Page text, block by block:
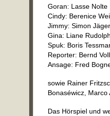
Goran: Lasse Nolte
Cindy: Berenice
Jimmy: Simon Jäger
Gina: Liane
Spuk: Boris
Reporter: Bernd
Ansage: Fred
sowie Rainer
Bonaséwicz, Marco
Das Hörspiel und